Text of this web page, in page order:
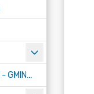
PROGRAM CZYSTE POWIETRZE - GMINA KIKÓŁ